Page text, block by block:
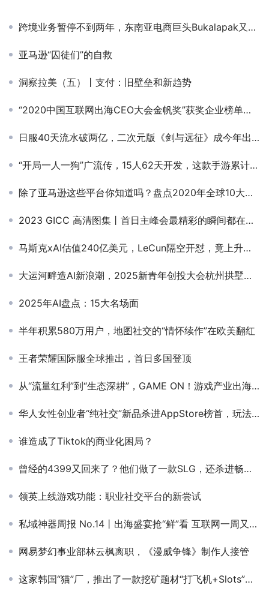
跨境业务暂停不到两年，东南亚电商巨头Bukalapak又将目标瞄向菲律宾，App下载量已超....
亚马逊“囚徒们”的自救
洞察拉美（五）丨支付：旧壁垒和新趋势
“2020中国互联网出海CEO大会金帆奖”获奖企业榜单公布
日服40天流水破两亿，二次元版《剑与远征》成今年出海黑马
“开局一人一狗”广流传，15人62天开发，这款手游累计收入超2亿美元
除了亚马逊这些平台你知道吗？盘点2020年全球10大零售电商平台
2023 GICC 高清图集丨首日主峰会最精彩的瞬间都在这！
马斯克xAI估值240亿美元，LeCun隔空开怼，竟上升到人身攻击！
大运河畔造AI新浪潮，2025新青年创投大会杭州拱墅圆满举办
2025年AI盘点：15大名场面
半年积累580万用户，地图社交的“情怀续作”在欧美翻红
王者荣耀国际服全球推出，首日多国登顶
从“流量红利”到“生态深耕”，GAME ON！游戏产业出海峰会揭示游戏出海新范式
华人女性创业者“纯社交”新品杀进AppStore榜首，玩法竟是X+QQ空间？
谁造成了Tiktok的商业化困局？
曾经的4399又回来了？他们做了一款SLG，还杀进畅销Top5
领英上线游戏功能：职业社交平台的新尝试
私域神器周报 No.14丨出海盛宴抢“鲜”看 互联网一周又有哪些大事
网易梦幻事业部林云枫离职，《漫威争锋》制作人接管
这家韩国“猫”厂，推出了一款挖矿题材“打飞机+Slots”，小游戏模板又多了一个